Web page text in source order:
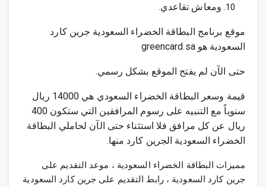
ومعاش تقاعدي.
موقع برنامج البطاقة الخضراء السعودية جرين كارد
السعودية هو greencard.sa
حتى الآن لم يفتح الموقع بشكل رسمي.
قيمة وسعر البطاقة الخضراء السعودي هي 14000 ريال
سنوياً مع التنبيه على رسوم المرافقين التي ستكون 400
ريال عن كل مرافق فلا استثناء حتى الآن لحاملي البطاقة
الخضراء السعودية الجرين كارد منها.
مميزات البطاقة الخضراء السعودية ، موعد التقديم على
جرين كارد السعودية ، رابط التقديم على جرين كارد السعودية